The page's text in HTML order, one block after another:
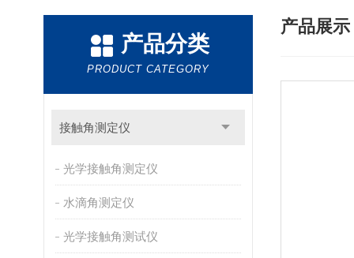
产品分类
PRODUCT CATEGORY
接触角测定仪
光学接触角测定仪
水滴角测定仪
光学接触角测试仪
产品展示